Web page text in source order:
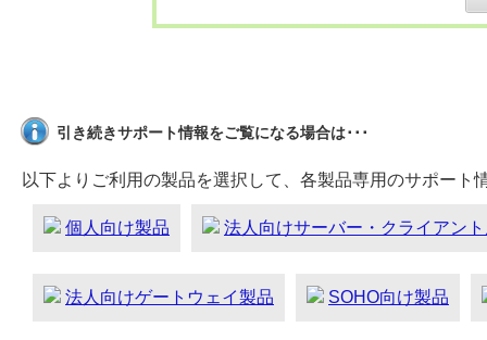
引き続きサポート情報をご覧になる場合は･･･
以下よりご利用の製品を選択して、各製品専用のサポート
個人向け製品 法人向けサーバー・クライアン
法人向けゲートウェイ製品 SOHO向け製品